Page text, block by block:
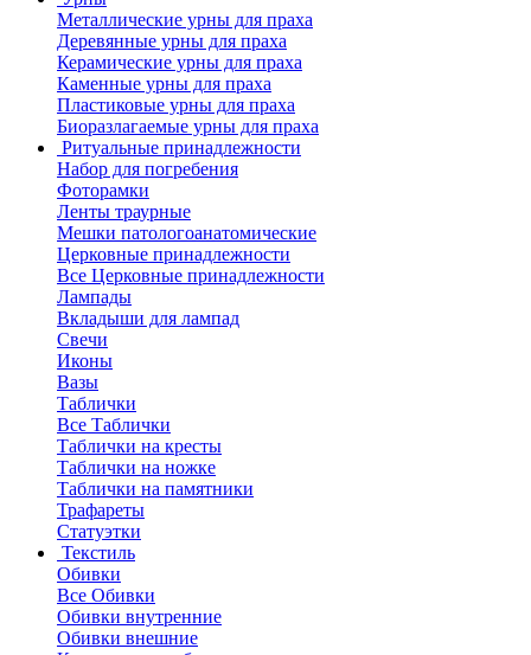
Металлические урны для праха
Деревянные урны для праха
Керамические урны для праха
Каменные урны для праха
Пластиковые урны для праха
Биоразлагаемые урны для праха
Ритуальные принадлежности
Набор для погребения
Фоторамки
Ленты траурные
Мешки патологоанатомические
Церковные принадлежности
Все Церковные принадлежности
Лампады
Вкладыши для лампад
Свечи
Иконы
Вазы
Таблички
Все Таблички
Таблички на кресты
Таблички на ножке
Таблички на памятники
Трафареты
Статуэтки
Текстиль
Обивки
Все Обивки
Обивки внутренние
Обивки внешние